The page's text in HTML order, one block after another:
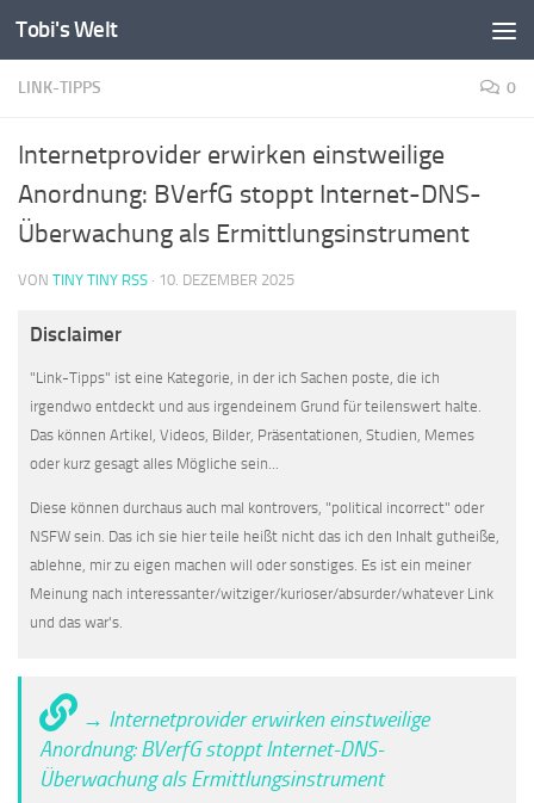
Zum Inhalt springen
Tobi's Welt
LINK-TIPPS 0
Internetprovider erwirken einstweilige
Anordnung: BVerfG stoppt Internet-DNS-
Überwachung als Ermittlungsinstrument
VON TINY TINY RSS · 10. DEZEMBER 2025
Disclaimer
"Link-Tipps" ist eine Kategorie, in der ich Sachen poste, die ich
irgendwo entdeckt und aus irgendeinem Grund für teilenswert halte.
Das können Artikel, Videos, Bilder, Präsentationen, Studien, Memes
oder kurz gesagt alles Mögliche sein...
Diese können durchaus auch mal kontrovers, "political incorrect" oder
NSFW sein. Das ich sie hier teile heißt nicht das ich den Inhalt gutheiße,
ablehne, mir zu eigen machen will oder sonstiges. Es ist ein meiner
Meinung nach interessanter/witziger/kurioser/absurder/whatever Link
und das war's.
→ Internetprovider erwirken einstweilige
Anordnung: BVerfG stoppt Internet-DNS-
Überwachung als Ermittlungsinstrument